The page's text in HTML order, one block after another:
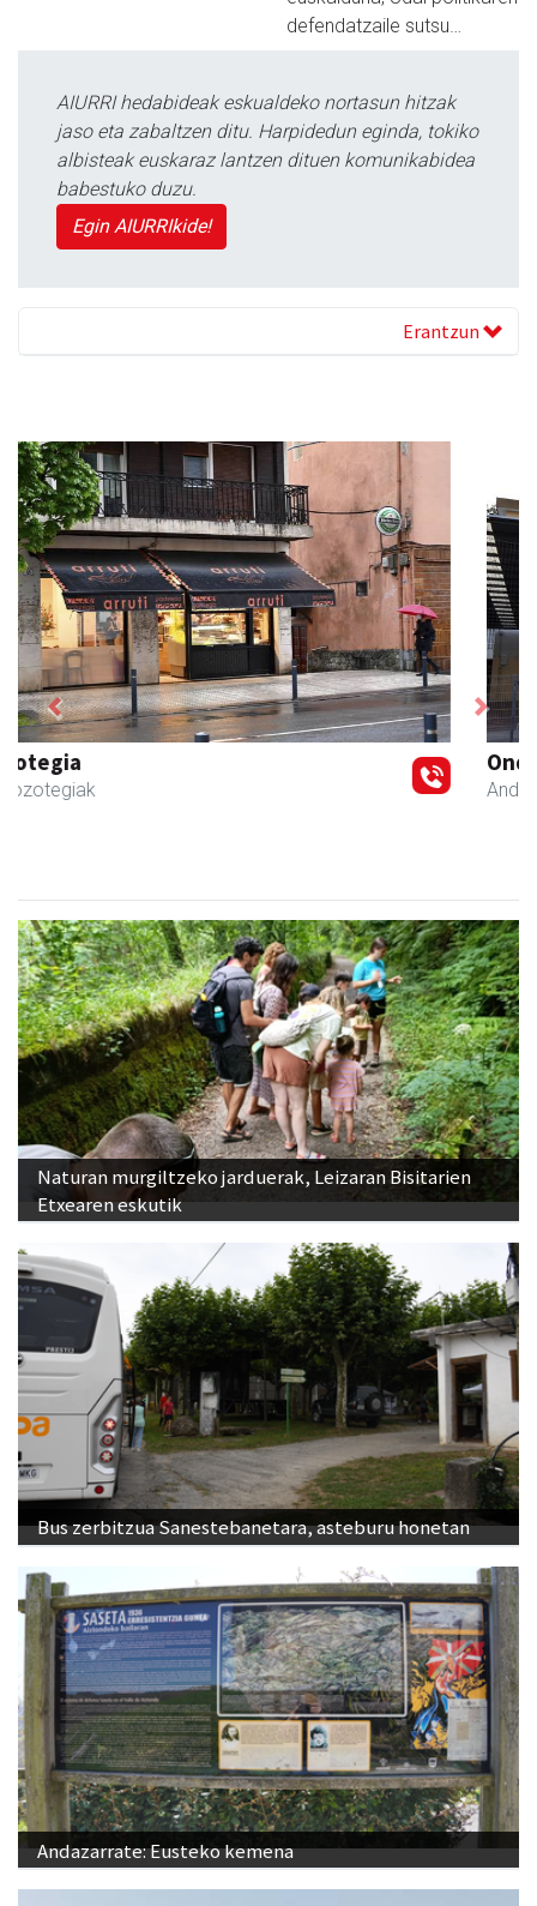
defendatzaile sutsu…
AIURRI hedabideak eskualdeko nortasun hitzak
jaso eta zabaltzen ditu. Harpidedun eginda, tokiko
albisteak euskaraz lantzen dituen komunikabidea
babestuko duzu.
Egin AIURRIkide!
Erantzun
Ondarreta Ikastetxea
Andoain - Hezkuntza
Previous Next
Naturan murgiltzeko jarduerak, Leizaran Bisitarien
Etxearen eskutik
Bus zerbitzua Sanestebanetara, asteburu honetan
Andazarrate: Eusteko kemena